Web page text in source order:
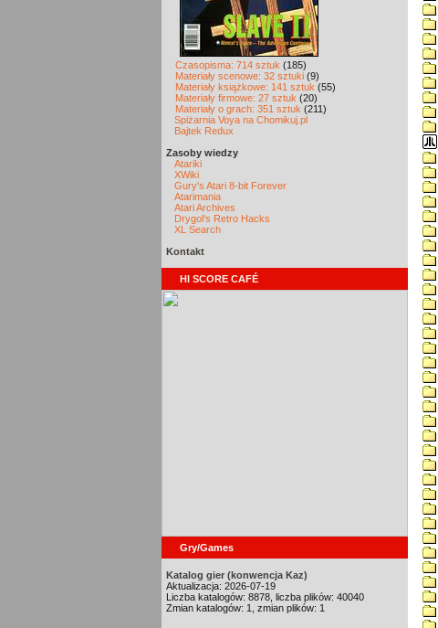
Czasopisma: 714 sztuk (185)
Materiały scenowe: 32 sztuki (9)
Materiały książkowe: 141 sztuk (55)
Materiały firmowe: 27 sztuk (20)
Materiały o grach: 351 sztuk (211)
Spiżarnia Voya na Chomikuj.pl
Bajtek Redux
Zasoby wiedzy
Atariki
XWiki
Gury's Atari 8-bit Forever
Atarimania
Atari Archives
Drygol's Retro Hacks
XL Search
Kontakt
HI SCORE CAFÉ
Gry/Games
Katalog gier (konwencja Kaz)
Aktualizacja: 2026-07-19
Liczba katalogów: 8878, liczba plików: 40040
Zmian katalogów: 1, zmian plików: 1